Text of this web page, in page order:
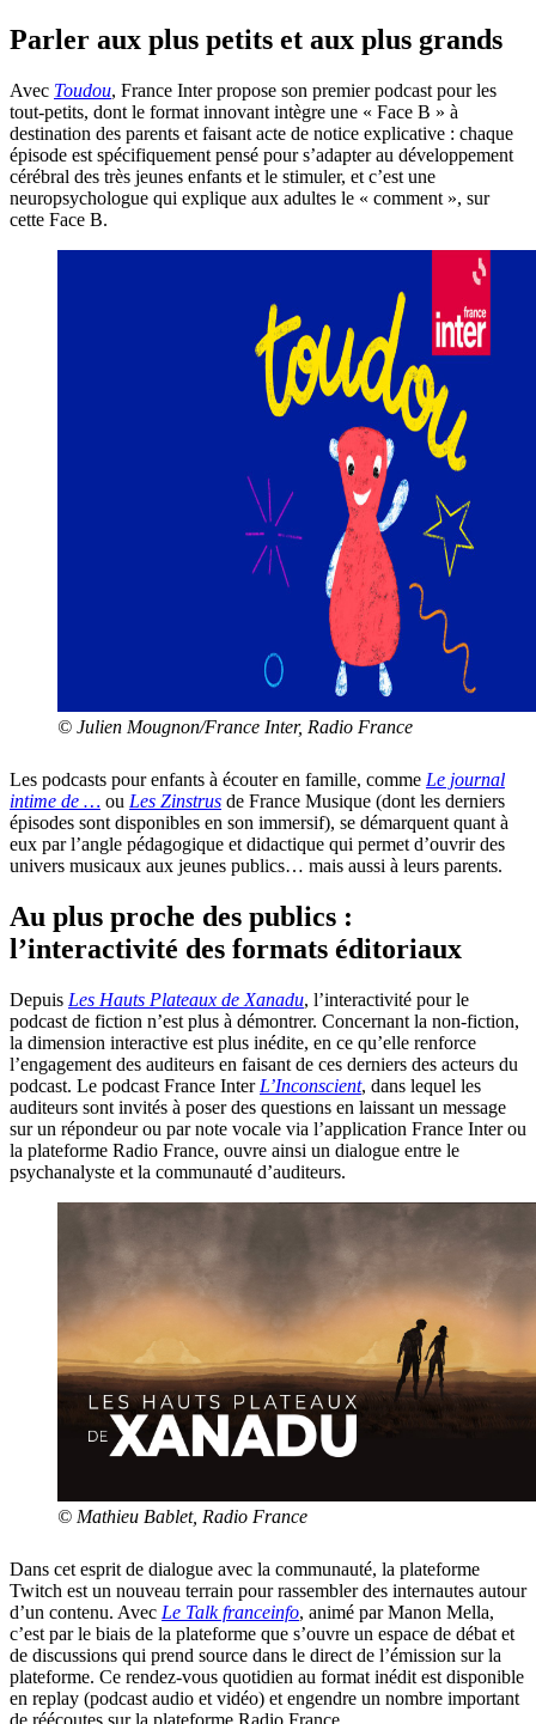
Parler aux plus petits et aux plus grands
Avec Toudou, France Inter propose son premier podcast pour les
tout-petits, dont le format innovant intègre une « Face B » à
destination des parents et faisant acte de notice explicative : chaque
épisode est spécifiquement pensé pour s’adapter au développement
cérébral des très jeunes enfants et le stimuler, et c’est une
neuropsychologue qui explique aux adultes le « comment », sur
cette Face B.
© Julien Mougnon/France Inter, Radio France
Les podcasts pour enfants à écouter en famille, comme Le journal
intime de … ou Les Zinstrus de France Musique (dont les derniers
épisodes sont disponibles en son immersif), se démarquent quant à
eux par l’angle pédagogique et didactique qui permet d’ouvrir des
univers musicaux aux jeunes publics… mais aussi à leurs parents.
Au plus proche des publics :
l’interactivité des formats éditoriaux
Depuis Les Hauts Plateaux de Xanadu, l’interactivité pour le
podcast de fiction n’est plus à démontrer. Concernant la non-fiction,
la dimension interactive est plus inédite, en ce qu’elle renforce
l’engagement des auditeurs en faisant de ces derniers des acteurs du
podcast. Le podcast France Inter L’Inconscient, dans lequel les
auditeurs sont invités à poser des questions en laissant un message
sur un répondeur ou par note vocale via l’application France Inter ou
la plateforme Radio France, ouvre ainsi un dialogue entre le
psychanalyste et la communauté d’auditeurs.
© Mathieu Bablet, Radio France
Dans cet esprit de dialogue avec la communauté, la plateforme
Twitch est un nouveau terrain pour rassembler des internautes autour
d’un contenu. Avec Le Talk franceinfo, animé par Manon Mella,
c’est par le biais de la plateforme que s’ouvre un espace de débat et
de discussions qui prend source dans le direct de l’émission sur la
plateforme. Ce rendez-vous quotidien au format inédit est disponible
en replay (podcast audio et vidéo) et engendre un nombre important
de réécoutes sur la plateforme Radio France.